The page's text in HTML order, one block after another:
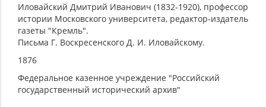
Иловайский Дмитрий Иванович (1832-1920), профессор
истории Московского университета, редактор-издатель
газеты "Кремль".
Письма Г. Воскресенского Д. И. Иловайскому.
1876
Федеральное казенное учреждение "Российский
государственный исторический архив"